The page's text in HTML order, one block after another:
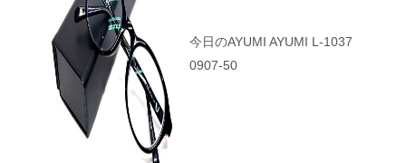
今日のAYUMI AYUMI L-1037
0907-50